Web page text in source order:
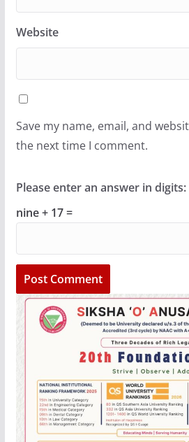
Website
Save my name, email, and
the next time I comment.
Please enter an answer in digits:
nine + 17 =